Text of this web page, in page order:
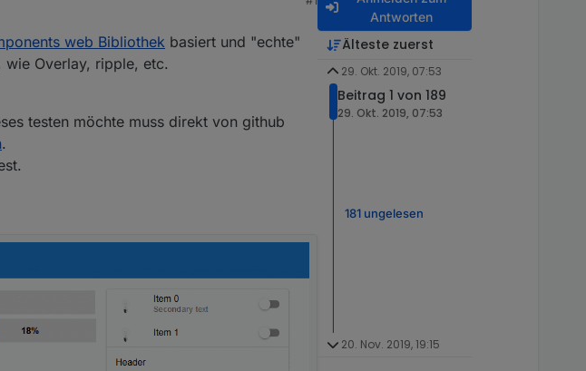
web Bibliothek basiert und "echte"
Overlay, ripple, etc.
testen möchte muss direkt von github
.
Antworten
Älteste zuerst
29. Okt. 2019, 07:53
Beitrag 1 von 189
29. Okt. 2019, 07:53
181 ungelesen
20. Nov. 2019, 19:15